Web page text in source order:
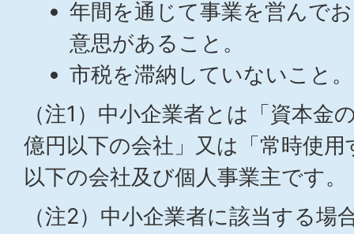
年間を通じて事業を営んで
意思があること。
市税を滞納していないこと。
（注1）中小企業者とは「資本金
億円以下の会社」又は「常時使
以下の会社及び個人事業主です。
（注2）中小企業者に該当する場